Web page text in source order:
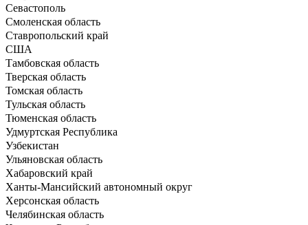
Севастополь
Смоленская область
Ставропольский край
США
Тамбовская область
Тверская область
Томская область
Тульская область
Тюменская область
Удмуртская Республика
Узбекистан
Ульяновская область
Хабаровский край
Ханты-Мансийский автономный округ
Херсонская область
Челябинская область